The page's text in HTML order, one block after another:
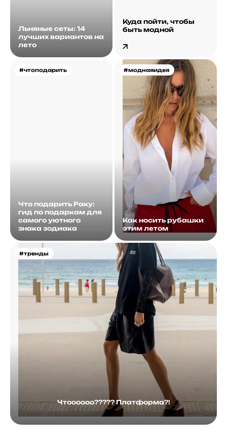
Льняные сеты: 14
лучших вариантов на
лето
Куда пойти, чтобы
быть модной
#чтоподарить
Что подарить Раку:
гид по подаркам для
самого уютного
знака зодиака
#моднаяидея
Как носить рубашки
этим летом
#тренды
Чтоооооо????? Платформа?!